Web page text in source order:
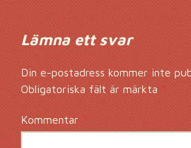
Lämna ett svar
Din e-postadress kommer inte
Obligatoriska fält är märkta*
Kommentar*